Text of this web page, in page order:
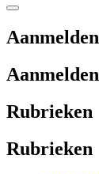
Aanmelden
Aanmelden
Rubrieken
Rubrieken